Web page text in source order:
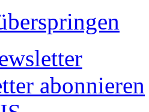
abonnieren